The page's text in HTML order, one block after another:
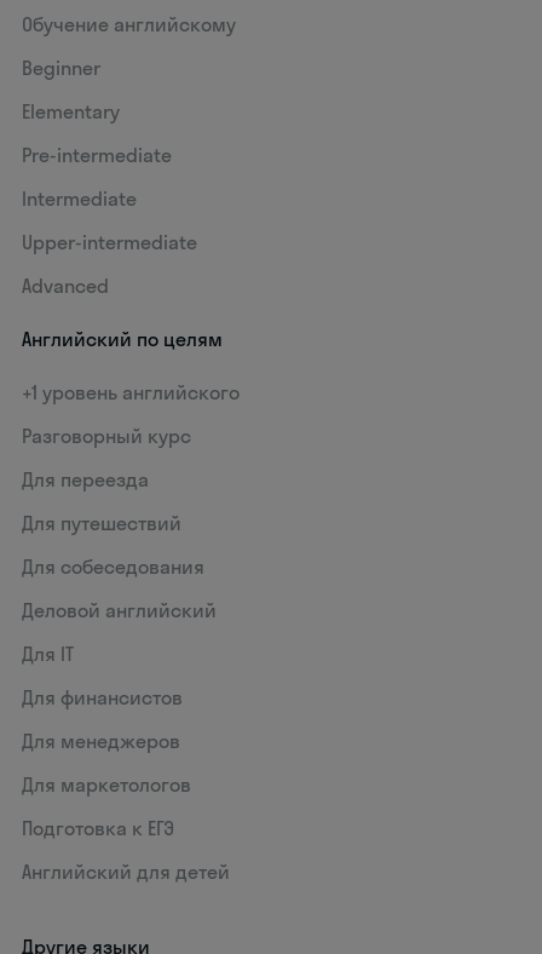
Обучение английскому
Beginner
Elementary
Pre-intermediate
Intermediate
Upper-intermediate
Advanced
Английский по целям
+1 уровень английского
Разговорный курс
Для переезда
Для путешествий
Для собеседования
Деловой английский
Для IT
Для финансистов
Для менеджеров
Для маркетологов
Подготовка к ЕГЭ
Английский для детей
Другие языки